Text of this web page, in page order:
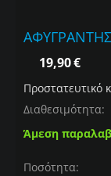
19,90€
Προστατευτικό
Διαθεσιμότητα:
Άμεση
Ποσότητα: